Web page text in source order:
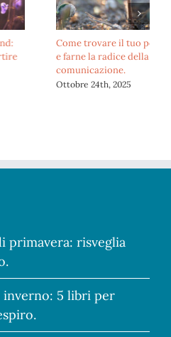
Come trovare il tuo perché
e farne la radice della tua
comunicazione.
Ottobre 24th, 2025
primavera: risveglia
inverno: 5 libri per